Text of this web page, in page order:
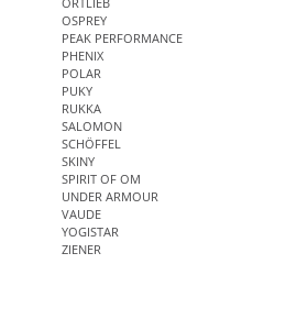
OSPREY
PEAK PERFORMANCE
PHENIX
POLAR
PUKY
RUKKA
SALOMON
SCHÖFFEL
SKINY
SPIRIT OF OM
UNDER ARMOUR
VAUDE
YOGISTAR
ZIENER